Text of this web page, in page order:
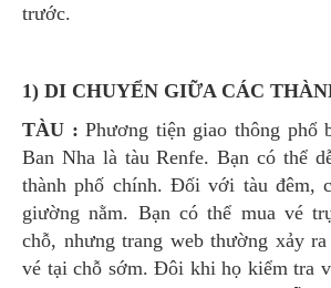
trước.
1) DI CHUYỂN GIỮA CÁC
TÀU : Phương tiện giao thông phổ
Ban Nha là tàu Renfe. Bạn có thể
thành phố chính. Đối với tàu đêm,
giường nằm. Bạn có thể mua vé
chỗ, nhưng trang web thường xảy
vé tại chỗ sớm. Đôi khi họ kiểm tra